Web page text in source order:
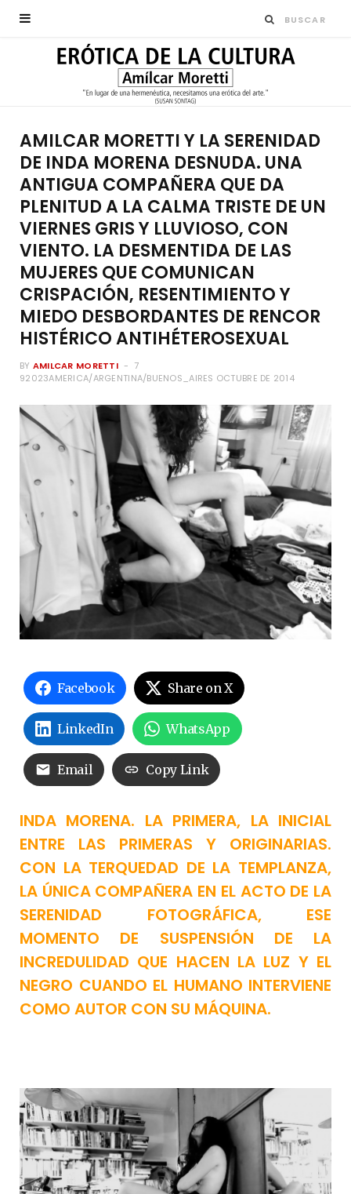
AMILCAR MORETTI Y LA SERENIDAD
DE INDA MORENA DESNUDA. UNA
ANTIGUA COMPAÑERA QUE DA
PLENITUD A LA CALMA TRISTE DE UN
VIERNES GRIS Y LLUVIOSO, CON
VIENTO. LA DESMENTIDA DE LAS
MUJERES QUE COMUNICAN
CRISPACIÓN, RESENTIMIENTO Y
MIEDO DESBORDANTES DE RENCOR
HISTÉRICO ANTIHÉTEROSEXUAL
BY AMILCAR MORETTI
7
92023AMERICA/ARGENTINA/BUENOS_AIRES OCTUBRE DE 2014
Facebook Share on X
LinkedIn WhatsApp
Email Copy Link
INDA MORENA. LA PRIMERA, LA INICIAL
ENTRE LAS PRIMERAS Y ORIGINARIAS.
CON LA TERQUEDAD DE LA TEMPLANZA,
LA ÚNICA COMPAÑERA EN EL ACTO DE LA
SERENIDAD FOTOGRÁFICA, ESE
MOMENTO DE SUSPENSIÓN DE LA
INCREDULIDAD QUE HACEN LA LUZ Y EL
NEGRO CUANDO EL HUMANO INTERVIENE
COMO AUTOR CON SU MÁQUINA.